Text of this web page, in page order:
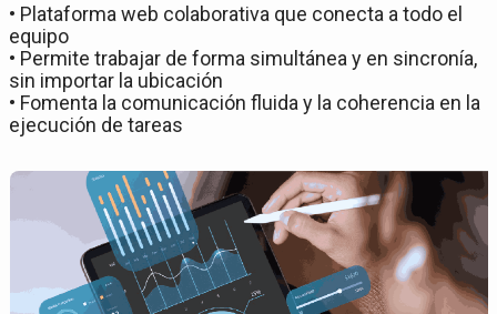
• Plataforma web colaborativa que conecta a todo el
equipo
• Permite trabajar de forma simultánea y en sincronía,
sin importar la ubicación
• Fomenta la comunicación fluida y la coherencia en la
ejecución de tareas